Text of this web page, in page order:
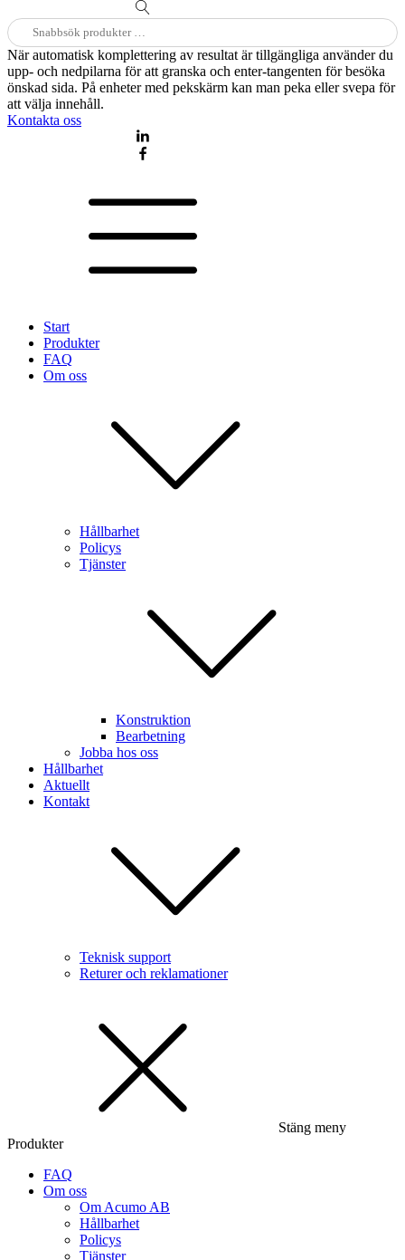
Sök
efter:
När automatisk komplettering av resultat är tillgängliga använder du
upp- och nedpilarna för att granska och enter-tangenten för besöka
önskad sida. På enheter med pekskärm kan man peka eller svepa för
att välja innehåll.
Kontakta oss
Start
Produkter
FAQ
Om oss
Hållbarhet
Policys
Tjänster
Konstruktion
Bearbetning
Jobba hos oss
Hållbarhet
Aktuellt
Kontakt
Teknisk support
Returer och reklamationer
Stäng meny
Produkter
FAQ
Om oss
Om Acumo AB
Hållbarhet
Policys
Tjänster